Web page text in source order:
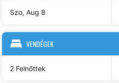
Szo, Aug 8
VENDÉGEK
2 Felnőttek